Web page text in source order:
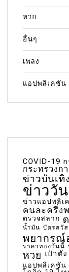
หวย
อื่นๆ
เพลง
แอปพลิเคชัน
COVID-19
กระทรวงก
ข่าวบันเทิ
ข่าววั
ข่าวแอปพลิเ
คนละครึ่ง
ตรวจสลาก
น้ำมัน บัตรสวั
พยากรณ์
ราคาทองวันนี้
หวย เป๋าตัง
แอปพลิเคชัน